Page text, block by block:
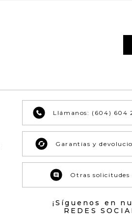
Llámanos: (604) 604
Garantias y
Otras solicitudes
¡Síguenos en
REDES